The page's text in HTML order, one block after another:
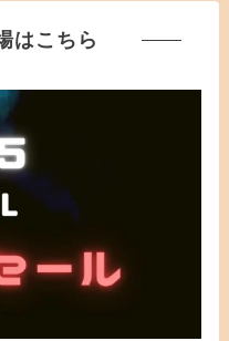
はこちら